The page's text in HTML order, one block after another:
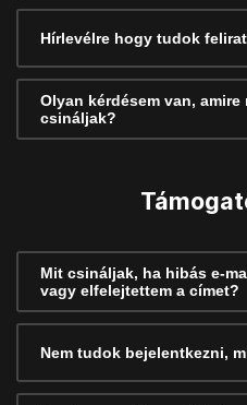
Hírlevélre hogy tudok
Olyan kérdésem van,
csináljak?
Mit csináljak, ha hibás e-
vagy elfelejtettem a címet?
Nem tudok bejelentkezni,